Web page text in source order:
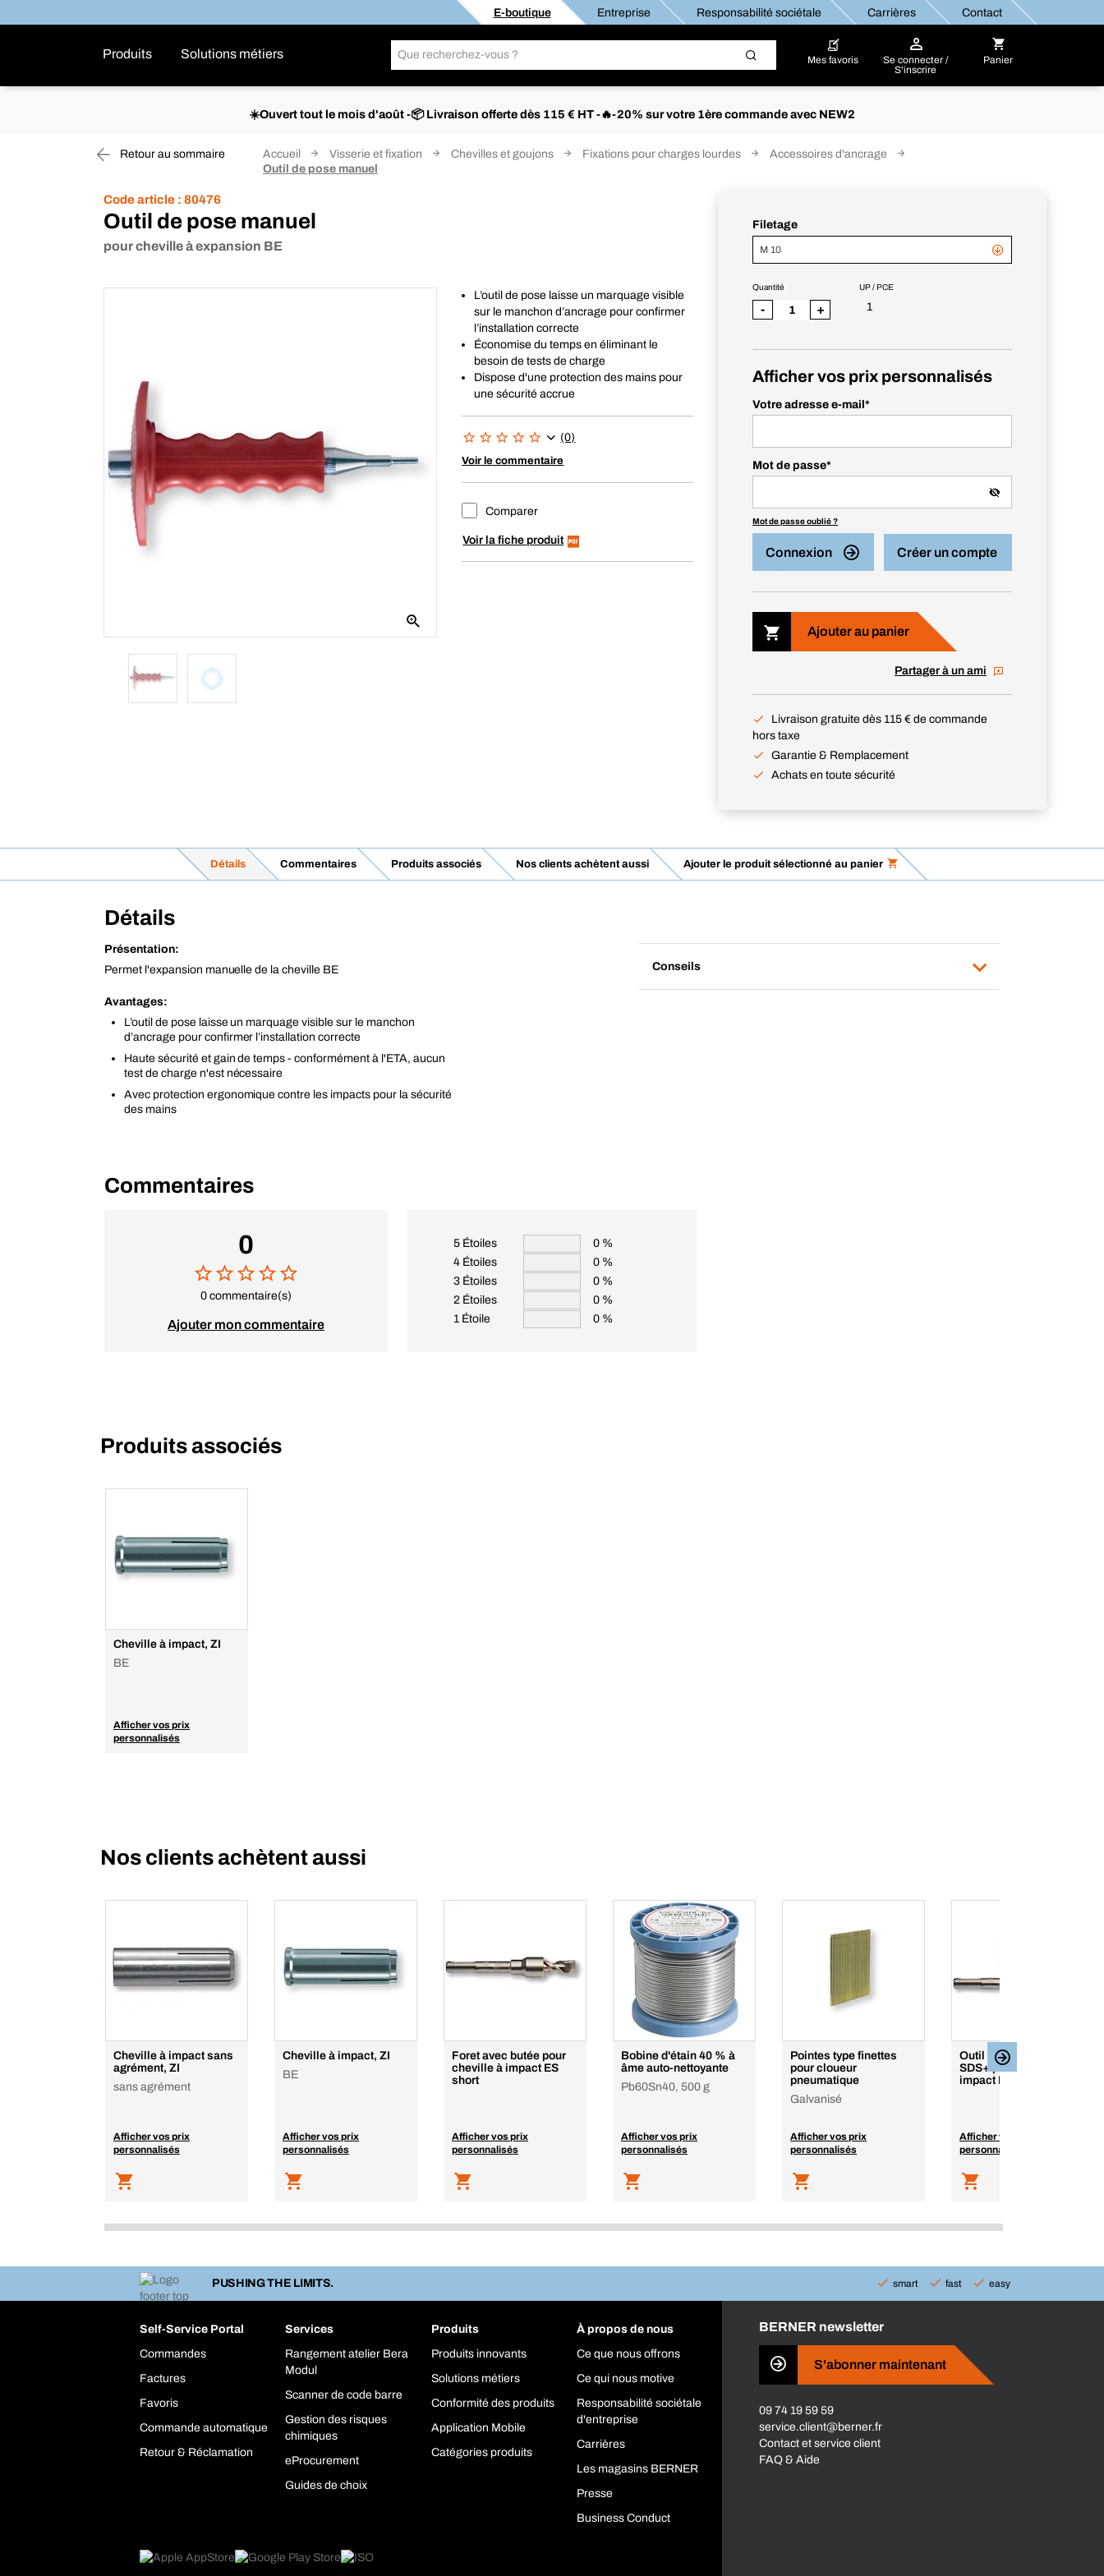
E-boutique Entreprise Responsabilité sociétale Carrières Contact
Produits Solutions métiers Mes favoris
Se connecter /
S'inscrire
Panier
☀️Ouvert tout le mois d'août -📦 Livraison offerte dès 115 € HT -🔥-20% sur votre 1ère commande avec NEW2
Retour au sommaire Accueil Visserie et fixation Chevilles et goujons Fixations pour charges lourdes
Accessoires d'ancrage
Outil de pose manuel
Code article : 80476
Outil de pose manuel
pour cheville à expansion BE
L’outil de pose laisse un marquage visible
sur le manchon d’ancrage pour confirmer
l’installation correcte
Économise du temps en éliminant le
besoin de tests de charge
Dispose d'une protection des mains pour
une sécurité accrue
(0)
Voir le commentaire
Comparer
Voir la fiche produit
Filetage
M 10
UP / PCE
1
Quantité
- +
Afficher vos prix personnalisés
Votre adresse e-mail *
Mot de passe*
Mot de passe oublié ?
Connexion Créer un compte
Ajouter au panier
Partager à un ami
Livraison gratuite dès 115 € de commande
hors taxe
Garantie & Remplacement
Achats en toute sécurité
Détails Commentaires Produits associés Nos clients achètent aussi Ajouter le produit sélectionné au panier
Détails
Présentation:
Permet l'expansion manuelle de la cheville BE
Avantages:
L’outil de pose laisse un marquage visible sur le manchon
d’ancrage pour confirmer l’installation correcte
Haute sécurité et gain de temps - conformément à l'ETA, aucun
test de charge n'est nécessaire
Avec protection ergonomique contre les impacts pour la sécurité
des mains
Conseils
Commentaires
0
0 commentaire(s)
Ajouter mon commentaire
5 Étoiles
0 %
4 Étoiles
0 %
3 Étoiles
0 %
2 Étoiles
0 %
1 Étoile
0 %
Produits associés
Cheville à impact, ZI
BE
Afficher vos prix
personnalisés
Nos clients achètent aussi
Cheville à impact sans
agrément, ZI
sans agrément
Afficher vos prix
personnalisés
Cheville à impact, ZI
BE
Afficher vos prix
personnalisés
Foret avec butée pour
cheville à impact ES
short
Afficher vos prix
personnalisés
Bobine d'étain 40 % à
âme auto-nettoyante
Pb60Sn40, 500 g
Afficher vos prix
personnalisés
Pointes type finettes
pour cloueur
pneumatique
Galvanisé
Afficher vos prix
personnalisés
Outil de pose 2 en 1
SDS+ pour cheville à
impact ES short
Afficher vos prix
personnalisés
PUSHING THE LIMITS. smart fast easy
Self-Service Portal
Commandes
Factures
Favoris
Commande automatique
Retour & Réclamation
Services
Rangement atelier Bera
Modul
Scanner de code barre
Gestion des risques
chimiques
eProcurement
Guides de choix
Produits
Produits innovants
Solutions métiers
Conformité des produits
Application Mobile
Catégories produits
À propos de nous
Ce que nous offrons
Ce qui nous motive
Responsabilité sociétale
d'entreprise
Carrières
Les magasins BERNER
Presse
Business Conduct
BERNER newsletter
S'abonner maintenant
09 74 19 59 59
service.client@berner.fr
Contact et service client
FAQ & Aide